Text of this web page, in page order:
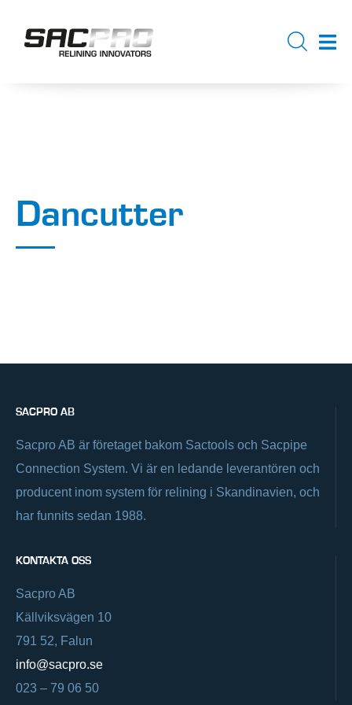
Dancutter
SACPRO AB
Sacpro AB är företaget bakom Sactools och Sacpipe
Connection System. Vi är en ledande leverantören och
producent inom system för relining i Skandinavien, och
har funnits sedan 1988.
KONTAKTA OSS
Sacpro AB
Källviksvägen 10
791 52, Falun
info@sacpro.se
023 – 79 06 50